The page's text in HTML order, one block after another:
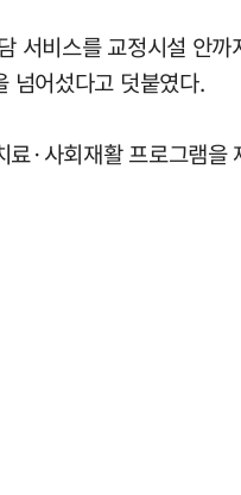
서비스를 교정시설 안
넘어섰다고 덧붙였다.
·사회재활 프로그램